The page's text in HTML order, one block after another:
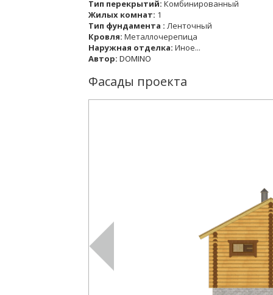
Тип перекрытий: Комбинированный
Жилых комнат: 1
Тип фундамента : Ленточный
Кровля: Металлочерепица
Наружная отделка: Иное...
Автор: DOMINO
Фасады проекта